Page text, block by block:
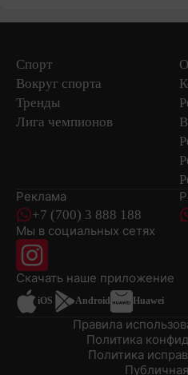
Спорт
Вокруг спорта
Тренды
Лига чемпионов
Реклама
+7 (700) 3 888 188
Мы в социальных сетях
Скачать наше приложение
iOS Android Huawei
Политика
Политика
Правила